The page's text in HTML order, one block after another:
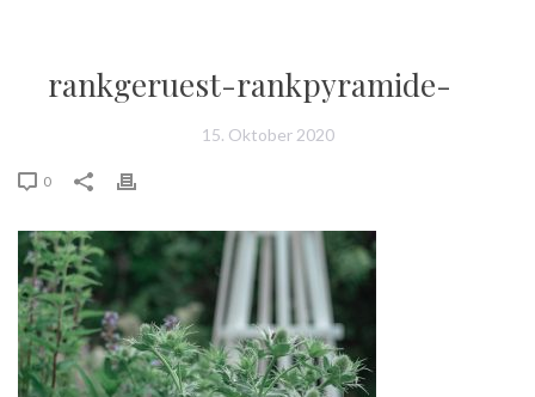
rankgeruest-rankpyramide-
15. Oktober 2020
0